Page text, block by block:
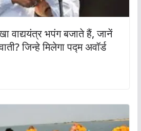
वाद्ययंत्र भपंग बजाते हैं, जानें
जिन्हे मिलेगा पद्म अवॉर्ड